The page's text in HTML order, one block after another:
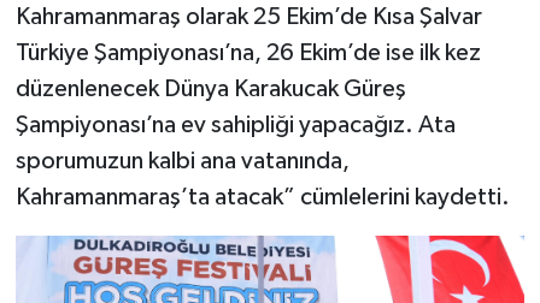
Kahramanmaraş olarak 25 Ekim’de Kısa Şalvar
Türkiye Şampiyonası’na, 26 Ekim’de ise ilk kez
düzenlenecek Dünya Karakucak Güreş
Şampiyonası’na ev sahipliği yapacağız. Ata
sporumuzun kalbi ana vatanında,
Kahramanmaraş’ta atacak” cümlelerini kaydetti.